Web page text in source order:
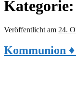
Kategorie:
Veröffentlicht am 24.
Kommunion ♦